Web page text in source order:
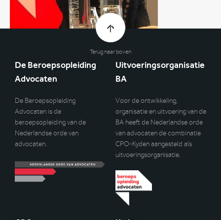
Terug naar boven
De Beroepsopleiding
Advocaten
De Beroepsopleiding
Advocaten is de
beroepsopleiding van de
Nederlandse orde van
advocaten.
Uitvoeringsorganisatie
BA
Voor de ontwikkeling,
organisatie en uitvoering van de
BA heeft de Nederlandse orde
van advocaten de combinatie
CPO-Kyden aangesteld als
uitvoeringsorganisatie.